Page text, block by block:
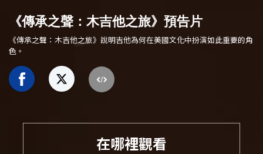
《傳承之聲：木吉他之旅》預告片
《傳承之聲：木吉他之旅》說明吉他為何在美國文化中扮演如此重要的角
色。
在哪裡觀看